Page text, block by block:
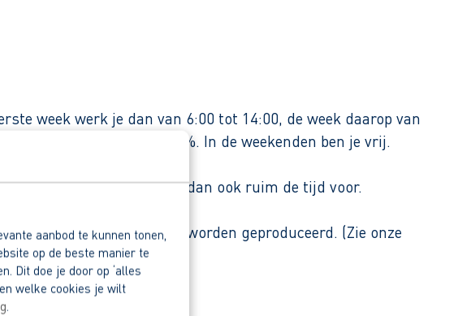
aanbod te kunnen tonen,
op de beste manier te
Dit doe je door op ‘alles
welke cookies je wilt
.
week werk je dan van 6:00 tot 14:00, de week daarop van
een extra toeslag van 15%. In de weekenden ben je vrij.
belangrijker, hier krijg je dan ook ruim de tijd voor.
werken waar de ijzers worden geproduceerd. (Zie onze